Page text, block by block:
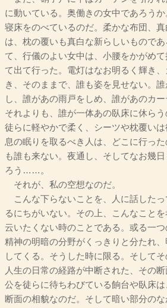
に動いている。奥働きの女中であろうか
寝床をのべているのだ。柔かな布団、真
は、枕の覆いも真白な新らしいもので
て、行儀のよい女中は、小腰をかがめ
て出て行った。電灯はなお明るく輝き
き、そのままで、誰も姿を見せない。誰
し、誰があの雨戸をしめ、誰があのカー
それよりも、誰が一体あの臥床に休ら
徒らに軽やかで柔く、シーツや枕覆い
息の眠りを取るべき人は、どこに行っ
も誰も来ない。夜通し、そしてなお幾
ろう……。
それが、私の空想なのだ。
こんな下らないことを、人に話した
るにちがいない。その上、こんなこと
云いたくない時のことである。或る一つ
精神の明暗の分野がくっきりと分たれ
してくる。そうした時に限る。そしてそ
人生の日常の経路が中断された、その
公を徒らに待ちわびている餉台や臥床
断面の相貌なのだ。そして暗い部分の